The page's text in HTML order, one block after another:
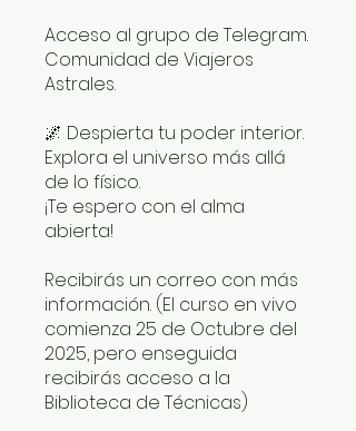
Acceso al grupo de Telegram.
Comunidad de Viajeros
Astrales.
🌌 Despierta tu poder interior.
Explora el universo más allá
de lo físico.
¡Te espero con el alma
abierta!
Recibirás un correo con más
información. (El curso en vivo
comienza 25 de Octubre del
2025, pero enseguida
recibirás acceso a la
Biblioteca de Técnicas)